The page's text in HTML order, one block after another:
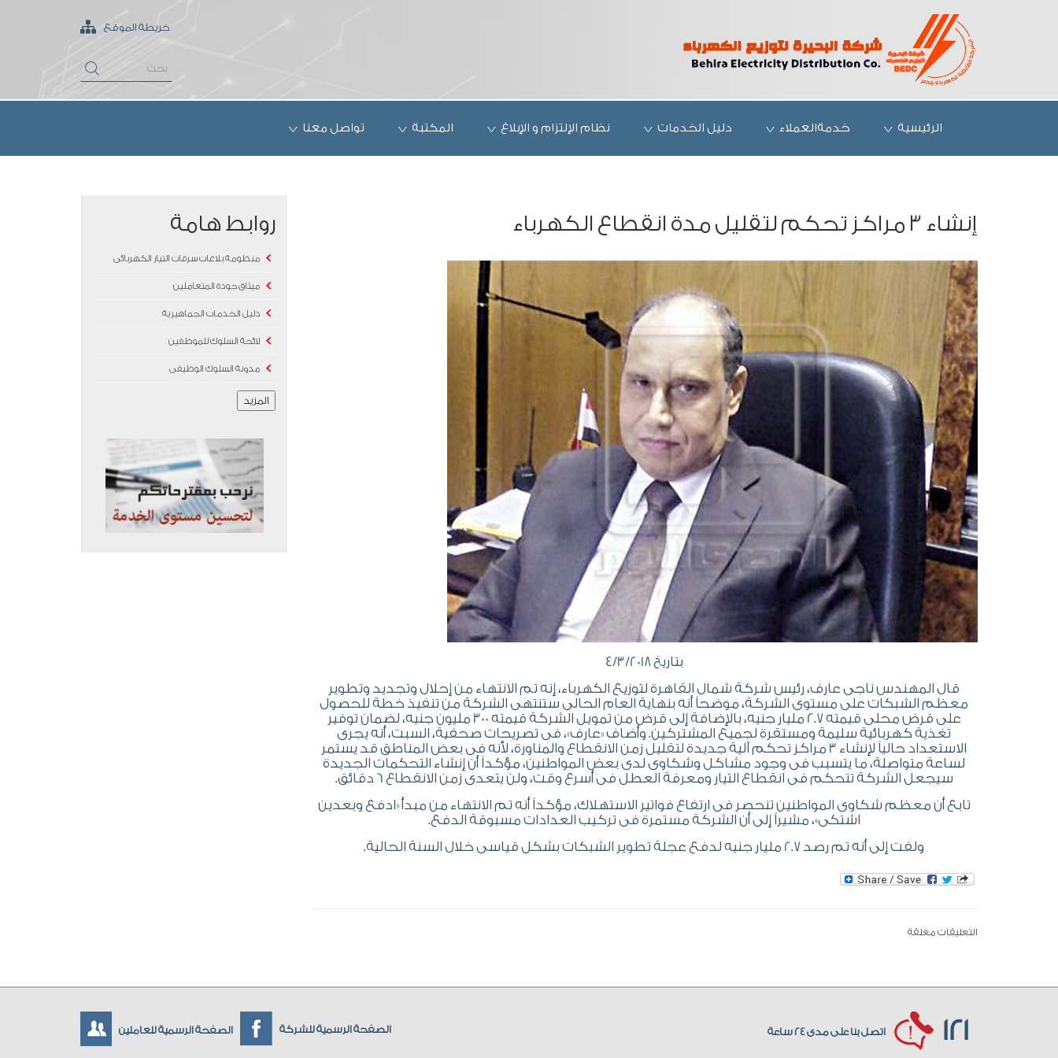
خريطة الموقع
الرئيسية خدمةالعملاء دليل الخدمات نظام الإلتزام و الإبلاغ المكتبة تواصل معنا
إنشاء 3 مراكز تحكم لتقليل مدة انقطاع الكهرباء
بتاريخ 4/3/2018
قال المهندس ناجى عارف، رئيس شركة شمال القاهرة لتوزيع الكهرباء، إنه تم الانتهاء من إحلال وتجديد وتطوير
معظم الشبكات على مستوى الشركة، موضحاً أنه بنهاية العام الحالى ستنتهى الشركة من تنفيذ خطة للحصول
على قرض محلى قيمته 2.7 مليار جنيه، بالإضافة إلى قرض من تمويل الشركة قيمته 300 مليون جنيه، لضمان توفير
تغذية كهربائية سليمة ومستقرة لجميع المشتركين. وأضاف «عارف»، فى تصريحات صحفية، السبت، أنه يجرى
الاستعداد حالياً لإنشاء 3 مراكز تحكم آلية جديدة لتقليل زمن الانقطاع والمناورة، لأنه فى بعض المناطق قد يستمر
لساعة متواصلة، ما يتسبب فى وجود مشاكل وشكاوى لدى بعض المواطنين، مؤكداً أن إنشاء التحكمات الجديدة
سيجعل الشركة تتحكم فى انقطاع التيار ومعرفة العطل فى أسرع وقت، ولن يتعدى زمن الانقطاع 6 دقائق.
تابع أن معظم شكاوى المواطنين تنحصر فى ارتفاع فواتير الاستهلاك، مؤكداً أنه تم الانتهاء من مبدأ «ادفع وبعدين
اشتكى»، مشيراً إلى أن الشركة مستمرة فى تركيب العدادات مسبوقة الدفع.
ولفت إلى أنه تم رصد 2.7 مليار جنيه لدفع عجلة تطوير الشبكات بشكل قياسى خلال السنة الحالية.
التعليقات مغلقة
روابط هامة
منظومة بلاغات سرقات التيار الكهربائى
ميثاق جودة المتعاملين
دليل الخدمات الجماهيرية
لائحة السلوك للموظفين
مدونة السلوك الوظيفى
المزيد
121 اتصل بنا على مدى 24 ساعة الصفحة الرسمية للعاملين الصفحة الرسمية للشركة